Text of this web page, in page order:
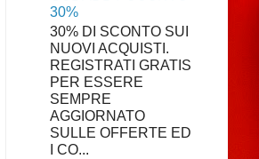
30%
30% DI SCONTO SUI
NUOVI ACQUISTI.
REGISTRATI GRATIS
PER ESSERE
SEMPRE
AGGIORNATO
SULLE OFFERTE ED
I CO...